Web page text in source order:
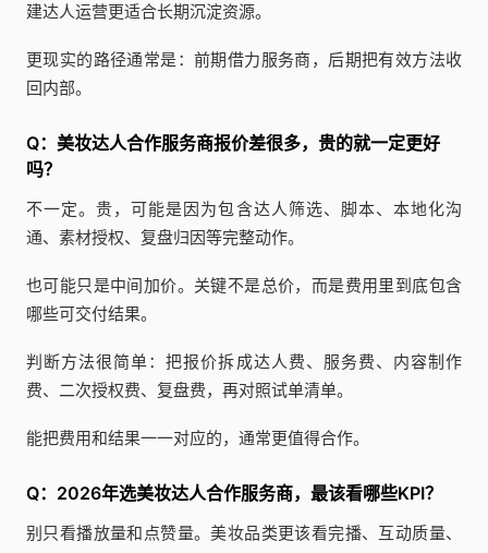
建达人运营更适合长期沉淀资源。
更现实的路径通常是：前期借力服务商，后期把有效方法收
回内部。
Q：美妆达人合作服务商报价差很多，贵的就一定更好
吗？
不一定。贵，可能是因为包含达人筛选、脚本、本地化沟
通、素材授权、复盘归因等完整动作。
也可能只是中间加价。关键不是总价，而是费用里到底包含
哪些可交付结果。
判断方法很简单：把报价拆成达人费、服务费、内容制作
费、二次授权费、复盘费，再对照试单清单。
能把费用和结果一一对应的，通常更值得合作。
Q：2026年选美妆达人合作服务商，最该看哪些KPI？
别只看播放量和点赞量。美妆品类更该看完播、互动质量、